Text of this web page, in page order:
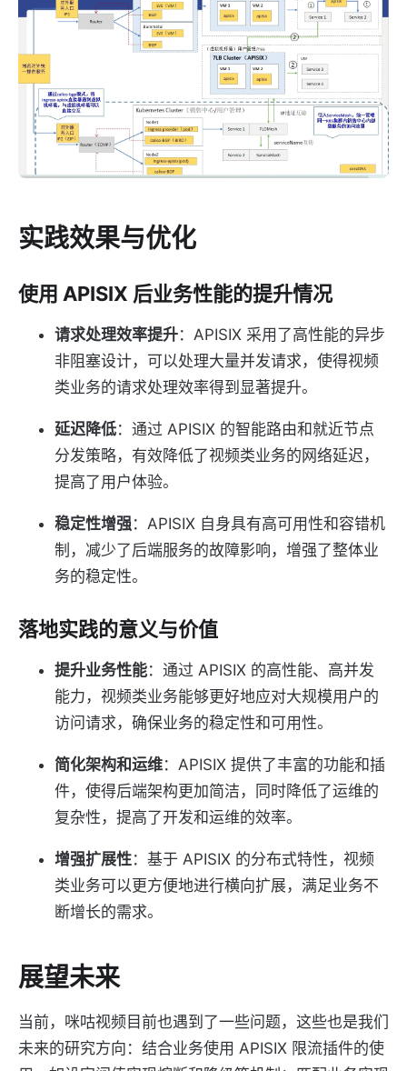
实践效果与优化
使用 APISIX 后业务性能的提升情况
请求处理效率提升：APISIX 采用了高性能的异步
非阻塞设计，可以处理大量并发请求，使得视频
类业务的请求处理效率得到显著提升。
延迟降低：通过 APISIX 的智能路由和就近节点
分发策略，有效降低了视频类业务的网络延迟，
提高了用户体验。
稳定性增强：APISIX 自身具有高可用性和容错机
制，减少了后端服务的故障影响，增强了整体业
务的稳定性。
落地实践的意义与价值
提升业务性能：通过 APISIX 的高性能、高并发
能力，视频类业务能够更好地应对大规模用户的
访问请求，确保业务的稳定性和可用性。
简化架构和运维：APISIX 提供了丰富的功能和插
件，使得后端架构更加简洁，同时降低了运维的
复杂性，提高了开发和运维的效率。
增强扩展性：基于 APISIX 的分布式特性，视频
类业务可以更方便地进行横向扩展，满足业务不
断增长的需求。
展望未来
当前，咪咕视频目前也遇到了一些问题，这些也是我们
未来的研究方向：结合业务使用 APISIX 限流插件的使